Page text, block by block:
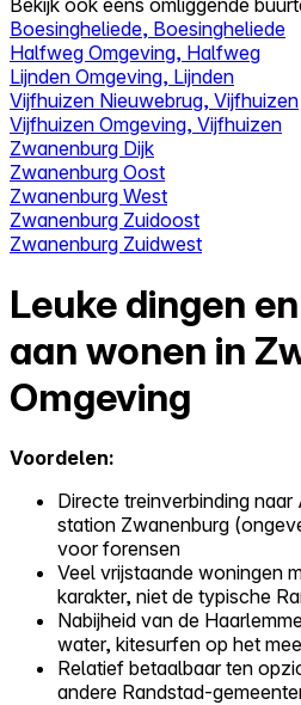
Boesingheliede, Boesingheliede
Halfweg Omgeving, Halfweg
Lijnden Omgeving, Lijnden
Vijfhuizen Nieuwebrug, Vijfhuizen
Vijfhuizen Omgeving, Vijfhuizen
Zwanenburg Dijk
Zwanenburg Oost
Zwanenburg West
Zwanenburg Zuidoost
Zwanenburg Zuidwest
Leuke dingen
aan wonen in
Omgeving
Voordelen:
Directe treinverbinding
station Zwanenburg
voor forensen
Veel vrijstaande woningen
karakter, niet de typische
Nabijheid van de
water, kitesurfen op het
Relatief betaalbaar ten
andere Randstad-